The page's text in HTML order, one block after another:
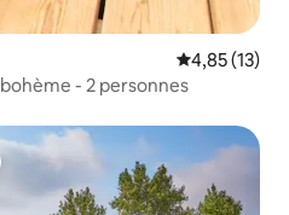
Évaluation
4,85 (13)
Lodge suite & spa privatif - bohème - 2 personnes